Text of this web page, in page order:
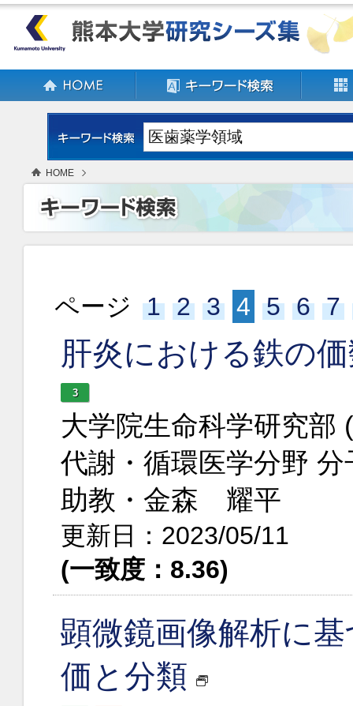
HOME
ページ 1 2 3 4 5 6 7
肝炎における鉄の
3
大学院生命科学研究
代謝・循環医学分野
助教・金森 耀平
更新日：2023/05/11
(一致度：8.36)
顕微鏡画像解析に
価と分類